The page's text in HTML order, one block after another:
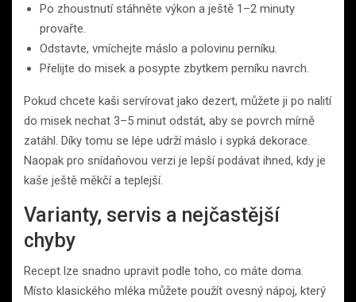
Po zhoustnutí stáhněte výkon a ještě 1–2 minuty
provařte.
Odstavte, vmíchejte máslo a polovinu perníku.
Přelijte do misek a posypte zbytkem perníku navrch.
Pokud chcete kaši servírovat jako dezert, můžete ji po nalití
do misek nechat 3–5 minut odstát, aby se povrch mírně
zatáhl. Díky tomu se lépe udrží máslo i sypká dekorace.
Naopak pro snídaňovou verzi je lepší podávat ihned, kdy je
kaše ještě měkčí a teplejší.
Varianty, servis a nejčastější
chyby
Recept lze snadno upravit podle toho, co máte doma.
Místo klasického mléka můžete použít ovesný nápoj, který